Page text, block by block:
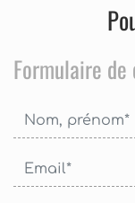
Formulaire